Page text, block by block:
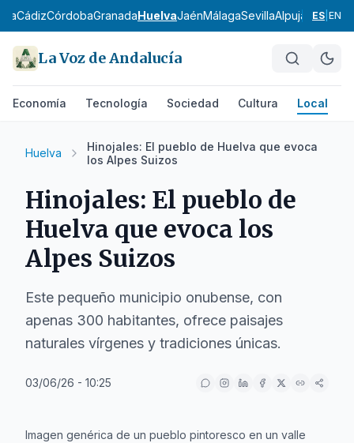
CádizCórdobaGranadaHuelvaJaénMálagaSevillaAlpujarra
ES EN
La Voz de Andalucía
Economía Tecnología Sociedad Cultura Local
Huelva
Hinojales: El pueblo de Huelva que evoca
los Alpes Suizos
Hinojales: El pueblo de
Huelva que evoca los
Alpes Suizos
Este pequeño municipio onubense, con
apenas 300 habitantes, ofrece paisajes
naturales vírgenes y tradiciones únicas.
03/06/26 - 10:25
Imagen genérica de un pueblo pintoresco en un valle